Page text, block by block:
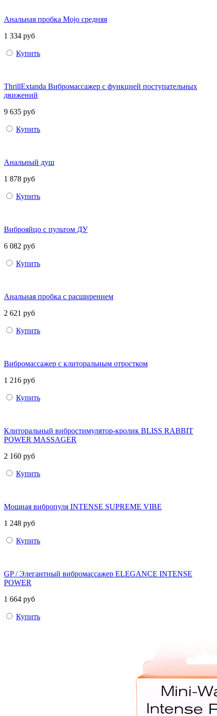
Анальная пробка Mojo средняя
1 334 руб
Купить
ThrillExtanda Вибромассажер с функцией поступательных
движений
9 635 руб
Купить
Анальный душ
1 878 руб
Купить
Виброяйцо с пультом ДУ
6 082 руб
Купить
Анальная пробка с расширением
2 621 руб
Купить
Вибромассажер с клиторальным отростком
1 216 руб
Купить
Клиторальный вибростимулятор-кролик BLISS RABBIT
POWER MASSAGER
2 160 руб
Купить
Мощная вибропуля INTENSE SUPREME VIBE
1 248 руб
Купить
GP / Элегантный вибромассажер ELEGANCE INTENSE
POWER
1 664 руб
Купить